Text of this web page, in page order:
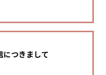
につきまして